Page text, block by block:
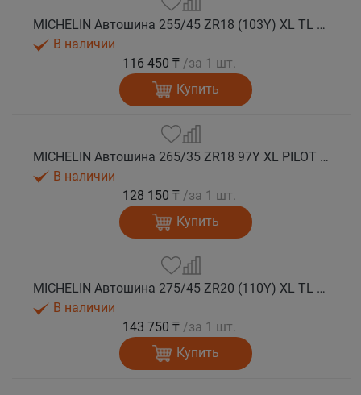
MICHELIN Автошина 255/45 ZR18 (103Y) XL TL PILOT SPORT 5 лето
В наличии
116 450 ₸ /за 1 шт.
Купить
MICHELIN Автошина 265/35 ZR18 97Y XL PILOT SPORT 5 лето
В наличии
128 150 ₸ /за 1 шт.
Купить
MICHELIN Автошина 275/45 ZR20 (110Y) XL TL PILOT SPORT 5 лето
В наличии
143 750 ₸ /за 1 шт.
Купить